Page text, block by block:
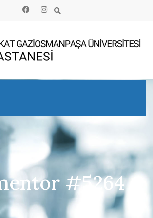
#5264